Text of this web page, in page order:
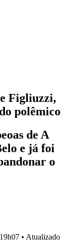
Figliuzzi,
polêmico
de A
e já foi
o
• Atualizado